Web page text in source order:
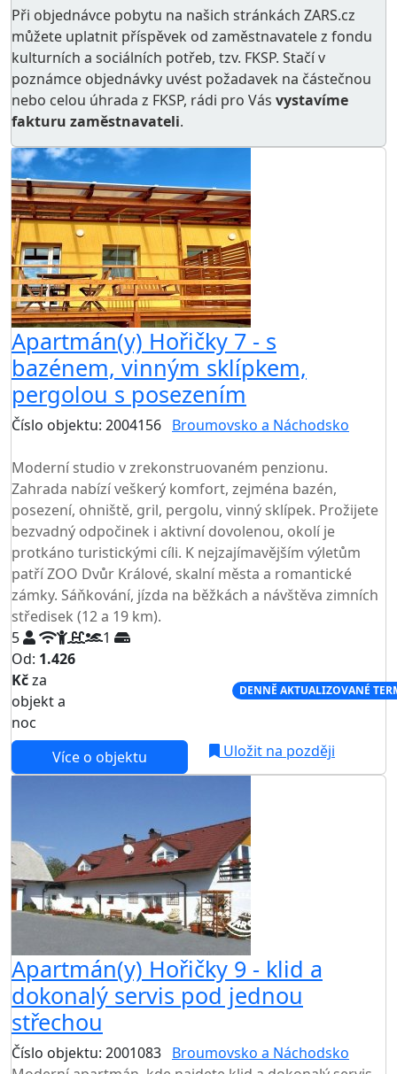
Při objednávce pobytu na našich stránkách ZARS.cz
můžete uplatnit příspěvek od zaměstnavatele z fondu
kulturních a sociálních potřeb, tzv. FKSP. Stačí v
poznámce objednávky uvést požadavek na částečnou
nebo celou úhrada z FKSP, rádi pro Vás vystavíme
fakturu zaměstnavateli.
Apartmán(y) Hořičky 7 - s
bazénem, vinným sklípkem,
pergolou s posezením
Číslo objektu: 2004156 Broumovsko a Náchodsko
Moderní studio v zrekonstruovaném penzionu.
Zahrada nabízí veškerý komfort, zejména bazén,
posezení, ohniště, gril, pergolu, vinný sklípek. Prožijete
bezvadný odpočinek i aktivní dovolenou, okolí je
protkáno turistickými cíli. K nejzajímavějším výletům
patří ZOO Dvůr Králové, skalní města a romantické
zámky. Sáňkování, jízda na běžkách a návštěva zimních
středisek (12 a 19 km).
5
1
Od: 1.426
Kčza
objekt a
noc
DENNĚ AKTUALIZOVANÉ
Více o objektu Uložit na později
Apartmán(y) Hořičky 9 - klid a
dokonalý servis pod jednou
střechou
Číslo objektu: 2001083 Broumovsko a Náchodsko